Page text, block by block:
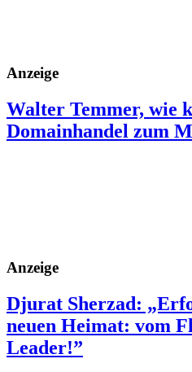
Anzeige
Walter Temmer, wie
Domainhandel zum
Anzeige
Djurat Sherzad:
neuen Heimat: vom
Leader!”